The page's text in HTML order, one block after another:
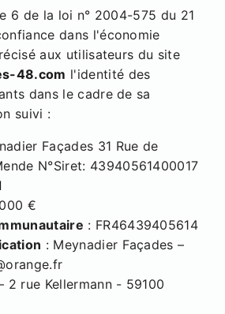
6 de la loi n° 2004-575 du 21
dans l'économie
aux utilisateurs du site
48.com l'identité des
dans le cadre de sa
suivi :
Façades 31 Rue de
N°Siret: 43940561400017
€
: FR46439405614
: Meynadier Façades –
2 rue Kellermann - 59100